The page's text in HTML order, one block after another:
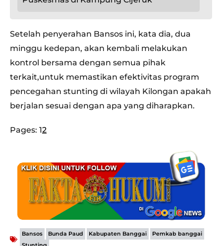
Setelah penyerahan Bansos ini, kata dia, dua
minggu kedepan, akan kembali melakukan
kontrol bersama dengan semua pihak
terkait,untuk memastikan efektivitas program
pencegahan stunting di wilayah Kilongan apakah
berjalan sesuai dengan apa yang diharapkan.
Pages: 12
Bansos Bunda Paud Kabupaten Banggai Pemkab banggai